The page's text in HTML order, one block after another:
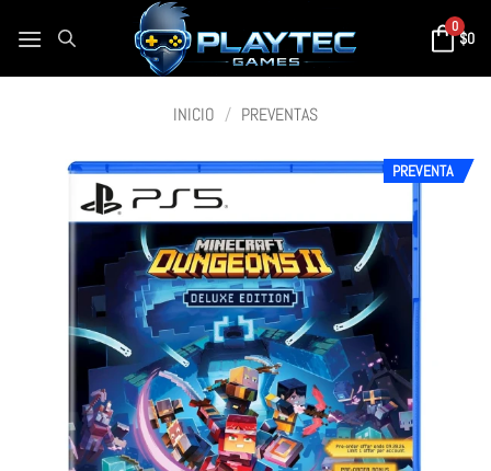
0
$0
INICIO / PREVENTAS
PREVENTA